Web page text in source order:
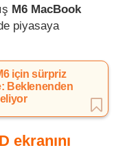
M6 MacBook
piyasaya
için sürpriz
Beklenenden
ekranını